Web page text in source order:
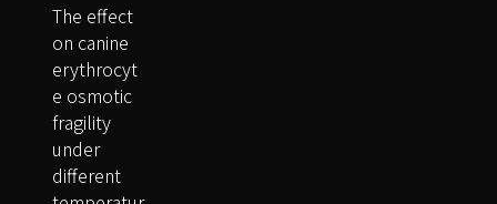
The effect
on canine
erythrocyt
e osmotic
fragility
under
different